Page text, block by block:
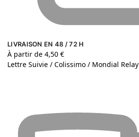
LIVRAISON EN 48 / 72 H
À partir de 4,50 €
Lettre Suivie / Colissimo / Mondial Relay